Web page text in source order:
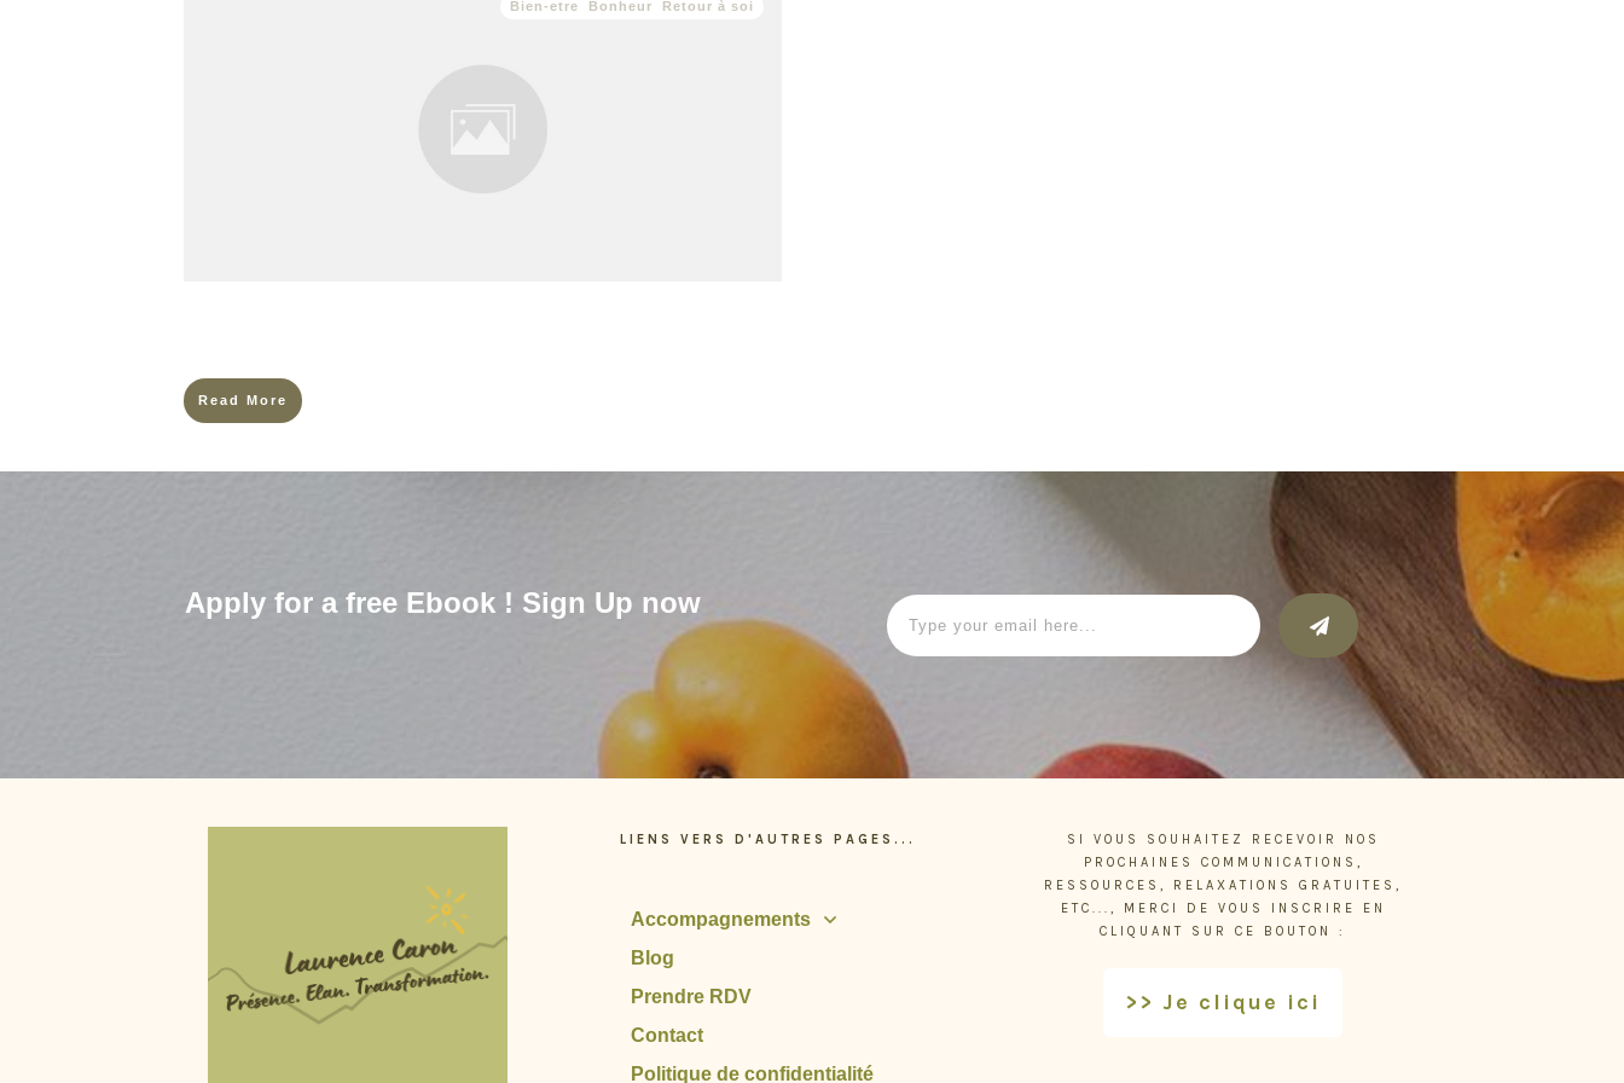
Bien-etre Bonheur Retour à soi
Read More
Apply for a free Ebook ! Sign Up now
LIENS VERS D'AUTRES PAGES...
Accompagnements
Blog
Prendre RDV
Contact
Politique de confidentialité
SI VOUS SOUHAITEZ RECEVOIR NOS
PROCHAINES COMMUNICATIONS,
RESSOURCES, RELAXATIONS GRATUITES,
ETC..., MERCI DE VOUS INSCRIRE EN
CLIQUANT SUR CE BOUTON :
>> Je clique ici